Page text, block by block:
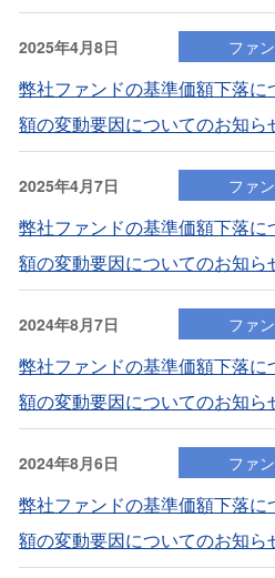
2025年4月8日 ファ
弊社ファンドの基準価額下落
額の変動要因についてのお知ら
2025年4月7日 ファ
弊社ファンドの基準価額下落
額の変動要因についてのお知ら
2024年8月7日 ファ
弊社ファンドの基準価額下落
額の変動要因についてのお知ら
2024年8月6日 ファ
弊社ファンドの基準価額下落
額の変動要因についてのお知ら